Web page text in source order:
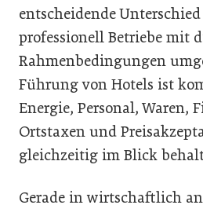
entscheidende
professionell Betriebe mit
Rahmenbedingungen
Führung von Hotels ist
Energie, Personal, Waren,
Ortstaxen und
gleichzeitig im Blick
Gerade in wirtschaftlich